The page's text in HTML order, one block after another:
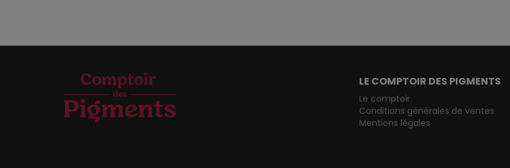
LE COMPTOIR DES PIGMENTS
Le comptoir
Conditions générales de ventes
Mentions légales